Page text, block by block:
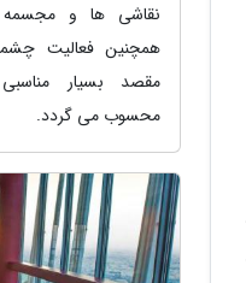
نقاشی ها و
همچنین فعالیت
مقصد بسیار
محسوب می گردد.